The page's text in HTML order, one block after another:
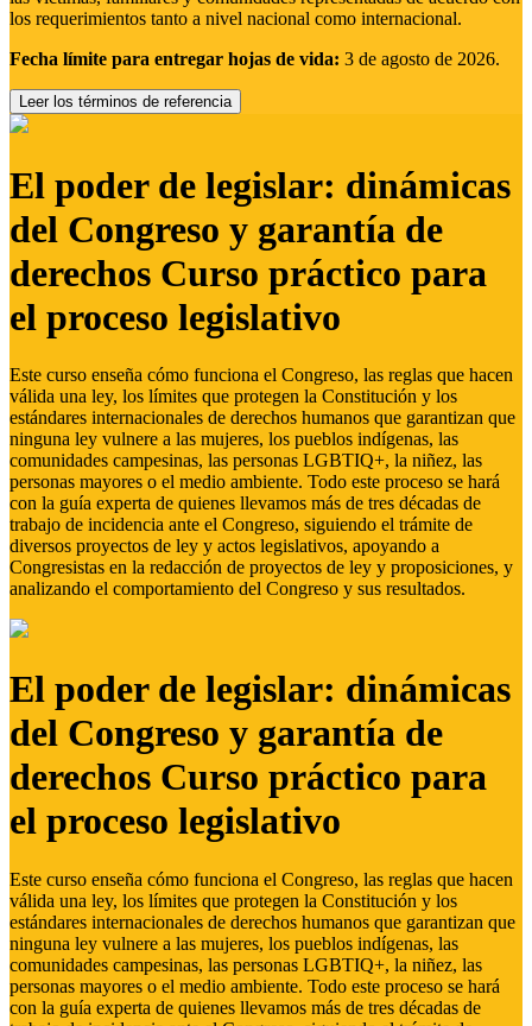
los requerimientos tanto a nivel nacional como internacional.
Fecha límite para entregar hojas de vida: 3 de agosto de 2026.
Leer los términos de referencia
El poder de legislar: dinámicas
del Congreso y garantía de
derechos Curso práctico para
el proceso legislativo
Este curso enseña cómo funciona el Congreso, las reglas que hacen
válida una ley, los límites que protegen la Constitución y los
estándares internacionales de derechos humanos que garantizan que
ninguna ley vulnere a las mujeres, los pueblos indígenas, las
comunidades campesinas, las personas LGBTIQ+, la niñez, las
personas mayores o el medio ambiente. Todo este proceso se hará
con la guía experta de quienes llevamos más de tres décadas de
trabajo de incidencia ante el Congreso, siguiendo el trámite de
diversos proyectos de ley y actos legislativos, apoyando a
Congresistas en la redacción de proyectos de ley y proposiciones, y
analizando el comportamiento del Congreso y sus resultados.
El poder de legislar: dinámicas
del Congreso y garantía de
derechos Curso práctico para
el proceso legislativo
Este curso enseña cómo funciona el Congreso, las reglas que hacen
válida una ley, los límites que protegen la Constitución y los
estándares internacionales de derechos humanos que garantizan que
ninguna ley vulnere a las mujeres, los pueblos indígenas, las
comunidades campesinas, las personas LGBTIQ+, la niñez, las
personas mayores o el medio ambiente. Todo este proceso se hará
con la guía experta de quienes llevamos más de tres décadas de